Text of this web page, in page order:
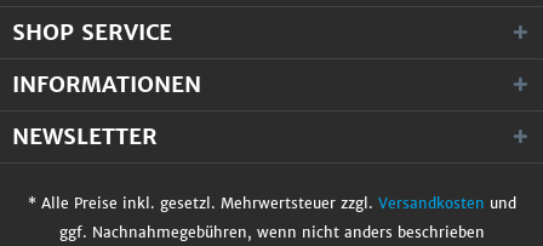
SHOP SERVICE
INFORMATIONEN
NEWSLETTER
* Alle Preise inkl. gesetzl. Mehrwertsteuer zzgl. Versandkosten und
ggf. Nachnahmegebühren, wenn nicht anders beschrieben